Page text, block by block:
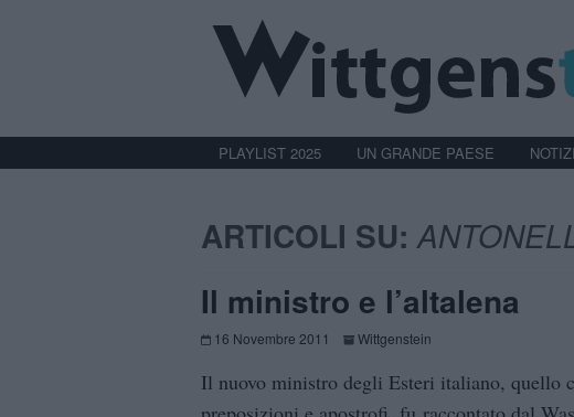
PLAYLIST 2025 UN GRANDE PAESE
ARTICOLI SU:
Il ministro e l’altalena
16 Novembre 2011 Wittgenstein
Il nuovo ministro degli Esteri italiano, quello